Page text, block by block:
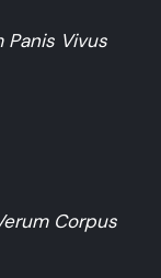
Panis Vivus
Corpus